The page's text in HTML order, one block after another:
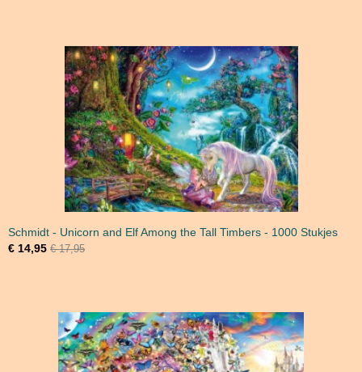
Schmidt - Unicorn and Elf Among the Tall Timbers - 1000 Stukjes
€ 14,95 € 17,95